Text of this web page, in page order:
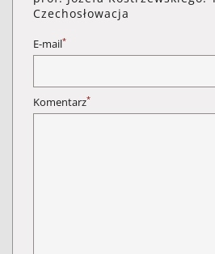
Czechosłowacja
E-mail*
Komentarz*